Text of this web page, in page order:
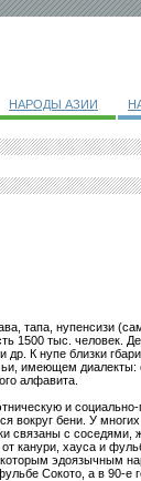
НАРОДЫ АЗИИ
тапа, нупенсизи
1500 тыс. человек.
др. К нупе близки
имеющем диалекты:
алфавита.
и
вокруг бени. У
связаны с
канури, хауса и
эдоязычным
Сокото, а в 90-е